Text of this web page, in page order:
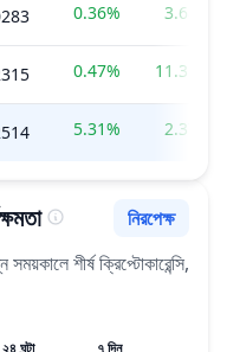
0.36% 3.68%
0.47% 11.31%
5.31% 2.37%
ভাবপ্রবণতা
নিরপেক্ষ
সময়কালে শীর্ষ ক্রিপ্টোকারেন্সি,
২৪ ঘন্টা ৭ দিন